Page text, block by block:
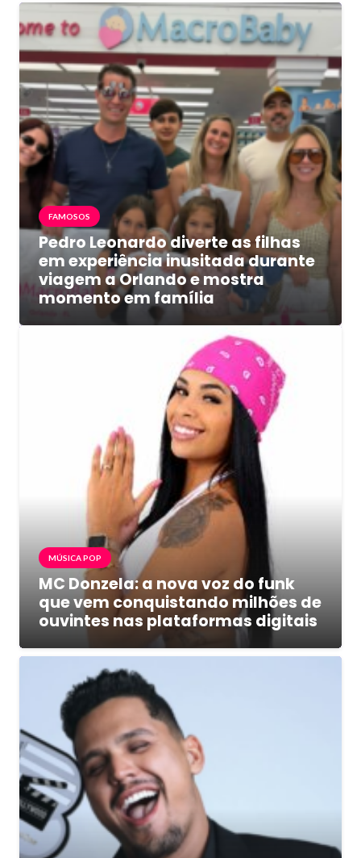
FAMOSOS
Pedro Leonardo diverte as filhas
em experiência inusitada durante
viagem a Orlando e mostra
momento em família
MÚSICA POP
MC Donzela: a nova voz do funk
que vem conquistando milhões de
ouvintes nas plataformas digitais